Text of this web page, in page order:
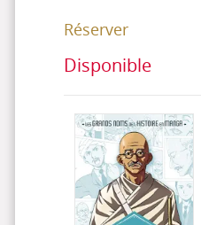
Réserver
Disponible